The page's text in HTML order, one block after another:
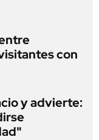
con
y advierte: